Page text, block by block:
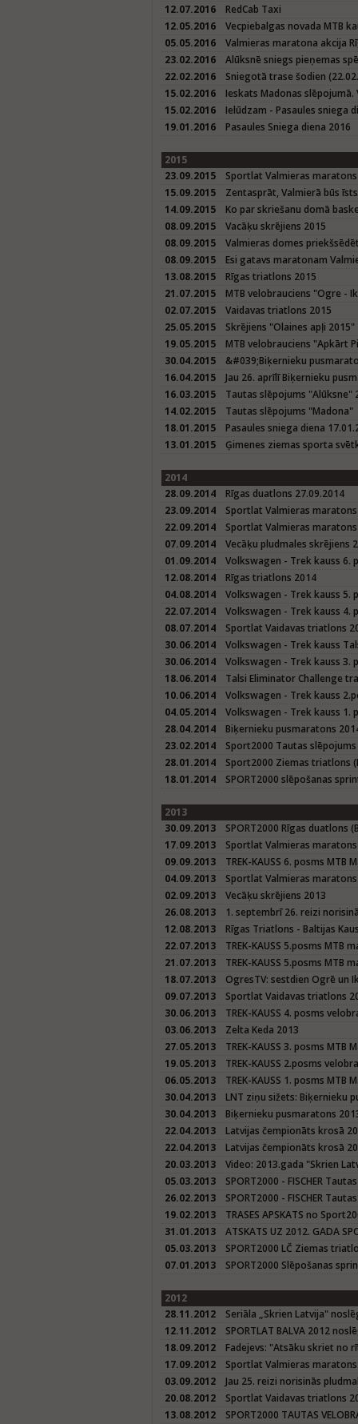
12.07.2016
RedCab Taxi
12.05.2016
Vecpiebalgas novada MTB
05.05.2016
Valmieras maratona akcija
23.02.2016
Alūksnē sniegs pieņemas
22.02.2016
Sniegotā trase šodien
15.02.2016
Ieskats Madonas slēpojumā.
15.02.2016
Ielūdzam - Pasaules sniega
19.01.2016
Pasaules Sniega diena 2016
2015
23.09.2015
Sportlat Valmieras
15.09.2015
Zentasprāt, Valmierā būs
14.09.2015
Ko par skriešanu domā
08.09.2015
Vacāķu skrējiens 2015
08.09.2015
Valmieras domes
08.09.2015
Esi gatavs maratonam
13.08.2015
Rīgas triatlons 2015
21.07.2015
MTB velobrauciens "Ogre -
02.07.2015
Vaidavas triatlons 2015
25.05.2015
Skrējiens "Olaines apļi 2015"
19.05.2015
MTB velobrauciens "Apkārt
30.04.2015
&#039;Biķernieku
16.04.2015
Jau 26. aprīlī Biķernieku
16.03.2015
Tautas slēpojums "Alūksne"
14.02.2015
Tautas slēpojums "Madona"
18.01.2015
Pasaules sniega diena
13.01.2015
Ģimenes ziemas sporta
2014
28.09.2014
Rīgas duatlons 27.09.2014
23.09.2014
Sportlat Valmieras
22.09.2014
Sportlat Valmieras
07.09.2014
Vecāķu pludmales skrējiens
01.09.2014
Volkswagen - Trek kauss 6.
12.08.2014
Rīgas triatlons 2014
04.08.2014
Volkswagen - Trek kauss 5.
22.07.2014
Volkswagen - Trek kauss 4.
08.07.2014
Sportlat Vaidavas triatlons
30.06.2014
Volkswagen - Trek kauss
30.06.2014
Volkswagen - Trek kauss 3.
18.06.2014
Talsi Eliminator Challenge
10.06.2014
Volkswagen - Trek kauss
04.05.2014
Volkswagen - Trek kauss 1.
28.04.2014
Biķernieku pusmaratons
23.02.2014
Sport2000 Tautas
28.01.2014
Sport2000 Ziemas triatlons
18.01.2014
SPORT2000 slēpošanas
2013
30.09.2013
SPORT2000 Rīgas duatlons
17.09.2013
Sportlat Valmieras
09.09.2013
TREK-KAUSS 6. posms MTB
04.09.2013
Sportlat Valmieras
02.09.2013
Vecāķu skrējiens 2013
26.08.2013
1. septembrī 26. reizi
12.08.2013
Rīgas Triatlons - Baltijas
22.07.2013
TREK-KAUSS 5.posms MTB
21.07.2013
TREK-KAUSS 5.posms MTB
18.07.2013
OgresTV: sestdien Ogrē un
09.07.2013
Sportlat Vaidavas triatlons
30.06.2013
TREK-KAUSS 4. posms
03.06.2013
Zelta Keda 2013
27.05.2013
TREK-KAUSS 3. posms MTB
19.05.2013
TREK-KAUSS 2.posms
06.05.2013
TREK-KAUSS 1. posms MTB
30.04.2013
LNT ziņu sižets: Biķernieku
30.04.2013
Biķernieku pusmaratons
22.04.2013
Latvijas čempionāts krosā
22.04.2013
Latvijas čempionāts krosā
20.03.2013
Video: 2013.gada "Skrien
05.03.2013
SPORT2000 - FISCHER
26.02.2013
SPORT2000 - FISCHER
19.02.2013
TRASES APSKATS no
31.01.2013
ATSKATS UZ 2012. GADA
05.03.2013
SPORT2000 LČ Ziemas
07.01.2013
SPORT2000 Slēpošanas
2012
28.11.2012
Seriāla „Skrien Latvija"
12.11.2012
SPORTLAT BALVA 2012
18.09.2012
Fadejevs: "Atsāku skriet no
17.09.2012
Sportlat Valmieras
03.09.2012
Jau 25. reizi norisinās
20.08.2012
Sportlat Vaidavas triatlons
13.08.2012
SPORT2000 TAUTAS